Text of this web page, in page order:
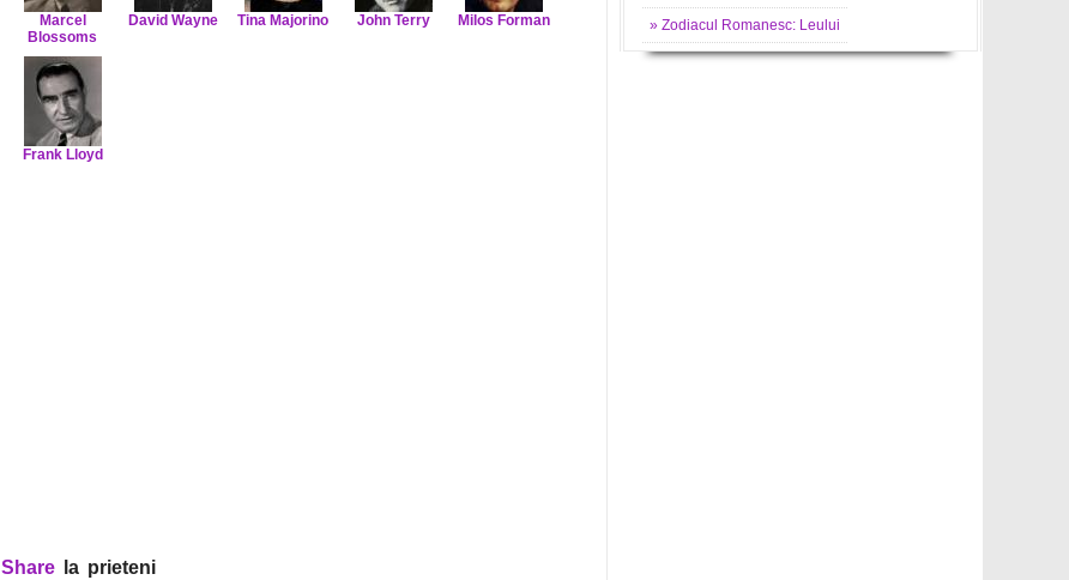
Marcel
Blossoms
David Wayne Tina Majorino John Terry Milos Forman
Frank Lloyd
Share la prieteni
» Zodiacul Romanesc: Leului